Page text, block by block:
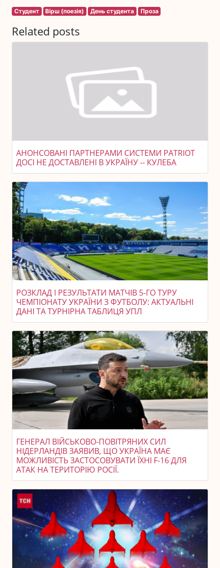
Студент Вірш (поезія) День студента Проза
Related posts
АНОНСОВАНІ ПАРТНЕРАМИ СИСТЕМИ PATRIOT
ДОСІ НЕ ДОСТАВЛЕНІ В УКРАЇНУ -- КУЛЕБА
РОЗКЛАД І РЕЗУЛЬТАТИ МАТЧІВ 5-ГО ТУРУ
ЧЕМПІОНАТУ УКРАЇНИ З ФУТБОЛУ: АКТУАЛЬНІ
ДАНІ ТА ТУРНІРНА ТАБЛИЦЯ УПЛ
ГЕНЕРАЛ ВІЙСЬКОВО-ПОВІТРЯНИХ СИЛ
НІДЕРЛАНДІВ ЗАЯВИВ, ЩО УКРАЇНА МАЄ
МОЖЛИВІСТЬ ЗАСТОСОВУВАТИ ЇХНІ F-16 ДЛЯ
АТАК НА ТЕРИТОРІЮ РОСІЇ.